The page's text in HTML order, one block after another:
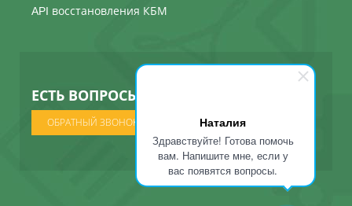
Наталия
Здравствуйте! Готова помочь
вам. Напишите мне, если у
вас появятся вопросы.
API восстановления КБМ
ЕСТЬ ВОПРОСЫ ? МЫ ПОЗВОНИМ
ОБРАТНЫЙ ЗВОНОК